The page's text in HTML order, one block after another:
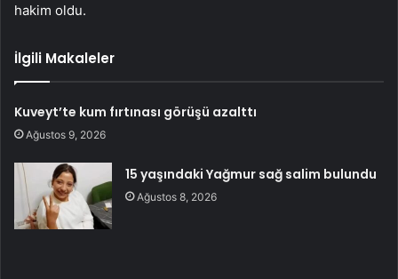
hakim oldu.
İlgili Makaleler
Kuveyt’te kum fırtınası görüşü azalttı
Ağustos 9, 2026
15 yaşındaki Yağmur sağ salim bulundu
Ağustos 8, 2026